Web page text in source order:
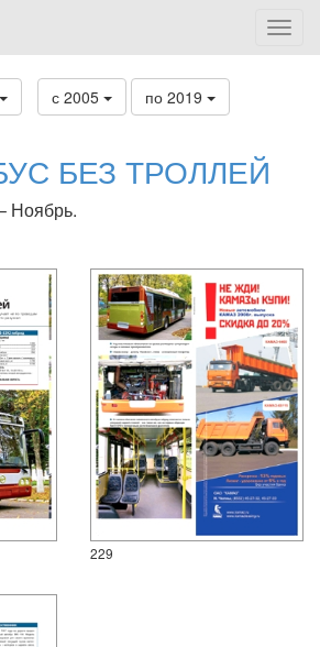
с 2005 по 2019
БЕЗ ТРОЛЛЕЙ
Ноябрь.
229